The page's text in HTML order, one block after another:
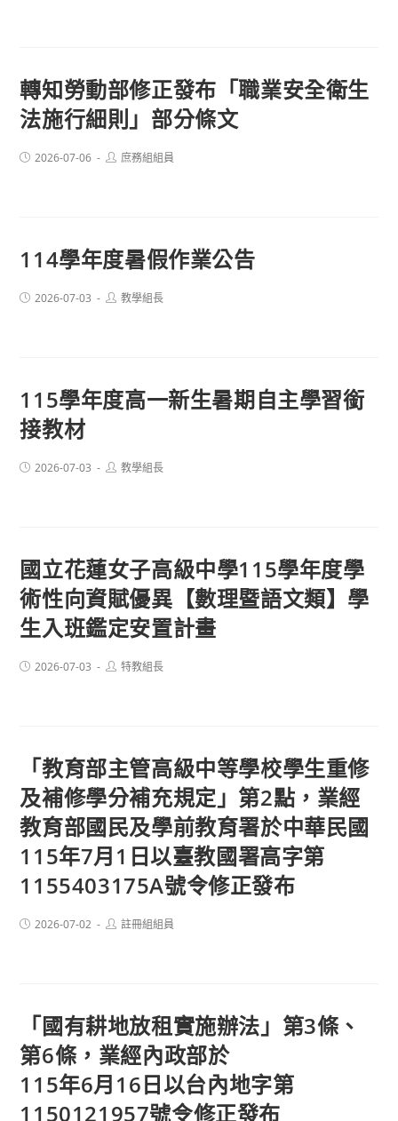
轉知勞動部修正發布「職業安全衛生
法施行細則」部分條文
Post2026-07-06
Post庶務組組員
114學年度暑假作業公告
Post2026-07-03
Post教學組長
115學年度高一新生暑期自主學習銜
接教材
Post2026-07-03
Post教學組長
國立花蓮女子高級中學115學年度學
術性向資賦優異【數理暨語文類】學
生入班鑑定安置計畫
Post2026-07-03
Post特教組長
「教育部主管高級中等學校學生重修
及補修學分補充規定」第2點，業經
教育部國民及學前教育署於中華民國
115年7月1日以臺教國署高字第
1155403175A號令修正發布
Post2026-07-02
Post註冊組組員
「國有耕地放租實施辦法」第3條、
第6條，業經內政部於
115年6月16日以台內地字第
1150121957號令修正發布